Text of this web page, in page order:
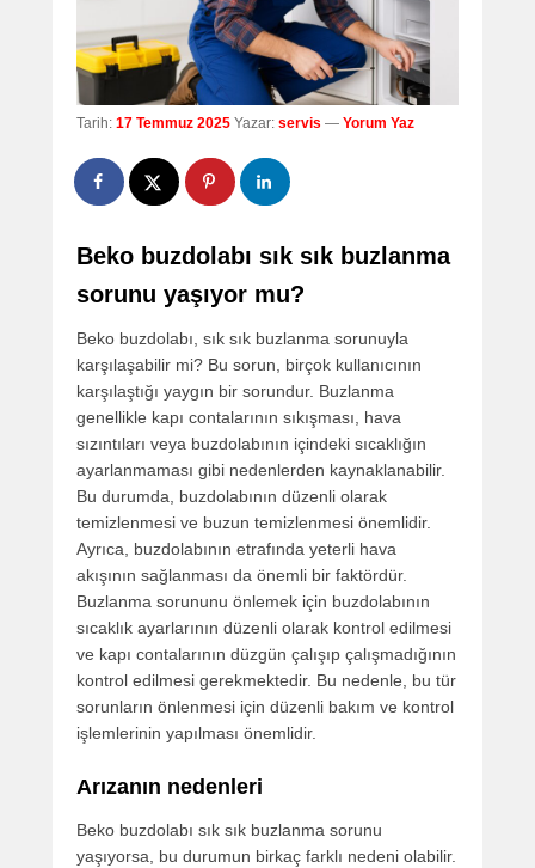
Tarih: 17 Temmuz 2025 Yazar: servis — Yorum Yaz
Beko buzdolabı sık sık buzlanma
sorunu yaşıyor mu?
Beko buzdolabı, sık sık buzlanma sorunuyla
karşılaşabilir mi? Bu sorun, birçok kullanıcının
karşılaştığı yaygın bir sorundur. Buzlanma
genellikle kapı contalarının sıkışması, hava
sızıntıları veya buzdolabının içindeki sıcaklığın
ayarlanmaması gibi nedenlerden kaynaklanabilir.
Bu durumda, buzdolabının düzenli olarak
temizlenmesi ve buzun temizlenmesi önemlidir.
Ayrıca, buzdolabının etrafında yeterli hava
akışının sağlanması da önemli bir faktördür.
Buzlanma sorununu önlemek için buzdolabının
sıcaklık ayarlarının düzenli olarak kontrol edilmesi
ve kapı contalarının düzgün çalışıp çalışmadığının
kontrol edilmesi gerekmektedir. Bu nedenle, bu tür
sorunların önlenmesi için düzenli bakım ve kontrol
işlemlerinin yapılması önemlidir.
Arızanın nedenleri
Beko buzdolabı sık sık buzlanma sorunu
yaşıyorsa, bu durumun birkaç farklı nedeni olabilir.